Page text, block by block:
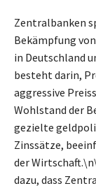
Zentralbanken
Bekämpfung
in Deutschland
besteht darin,
aggressive
Wohlstand der
gezielte
Zinssätze,
der
dazu, dass